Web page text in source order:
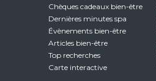
Chèques cadeaux bien-être
Dernières minutes spa
Évènements bien-être
Articles bien-être
Top recherches
Carte interactive